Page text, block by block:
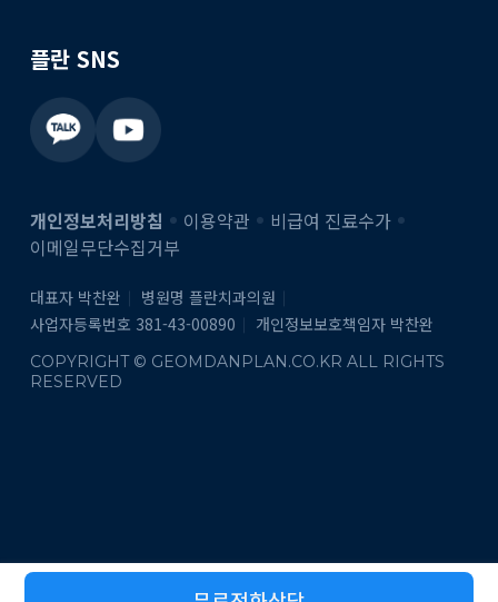
플란 SNS
개인정보처리방침 이용약관
비급여 진료수가
이메일무단수집거부
대표자 박찬완
병원명 플란치과의원
사업자등록번호 381-43-00890
개인정보보호책임자 박찬완
COPYRIGHT © GEOMDANPLAN.CO.KR ALL RIGHTS
RESERVED